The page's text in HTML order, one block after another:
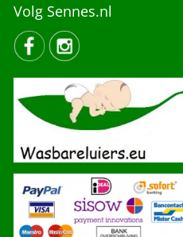
Volg Sennes.nl